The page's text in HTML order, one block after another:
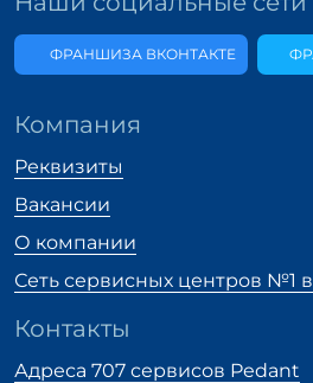
ФРАНШИЗА ВКОНТАКТЕ
Компания
Реквизиты
Вакансии
О компании
Сеть сервисных центров №1
Контакты
Адреса 707 сервисов Pedant